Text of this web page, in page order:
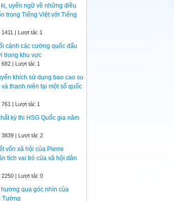
uyển ngữ về những điều
trong Tiếng Việt với Tiếng
| Lượt tải: 1
cảnh các cường quốc đấu
trong khu vực
| Lượt tải: 1
khích sử dụng bao cao su
thanh niên tại một số quốc
| Lượt tải: 1
kỳ thi HSG Quốc gia năm
| Lượt tải: 2
vốn xã hội của Pierre
tích vai trò của xã hội dân
| Lượt tải: 0
qua góc nhìn của
Tường